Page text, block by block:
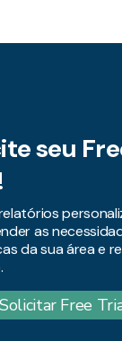
seu
as
da sua área e
Solicitar Free